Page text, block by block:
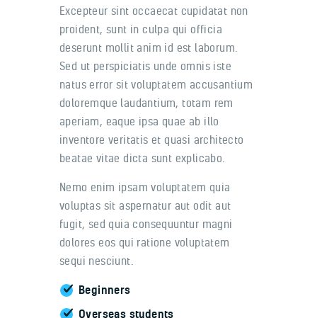
Excepteur sint occaecat cupidatat non
proident, sunt in culpa qui officia
deserunt mollit anim id est laborum.
Sed ut perspiciatis unde omnis iste
natus error sit voluptatem accusantium
doloremque laudantium, totam rem
aperiam, eaque ipsa quae ab illo
inventore veritatis et quasi architecto
beatae vitae dicta sunt explicabo.
Nemo enim ipsam voluptatem quia
voluptas sit aspernatur aut odit aut
fugit, sed quia consequuntur magni
dolores eos qui ratione voluptatem
sequi nesciunt.
Beginners
Overseas students